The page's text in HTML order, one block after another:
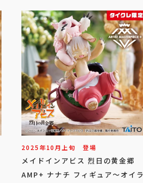
2025年10月上旬 登場
メイドインアビス 烈日の黄金郷
AMP+ ナナチ フィギュア～オイラ